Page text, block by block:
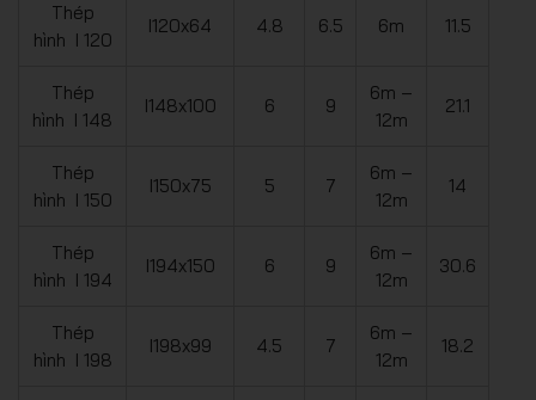
Thép
hình I 120
I120x64 4.8 6.5 6m 11.5
Thép
hình I 148
I148x100 6 9
6m –
12m
21.1
Thép
hình I 150
I150x75 5 7
6m –
12m
14
Thép
hình I 194
I194x150 6 9
6m –
12m
30.6
Thép
hình I 198
I198x99 4.5 7
6m –
12m
18.2